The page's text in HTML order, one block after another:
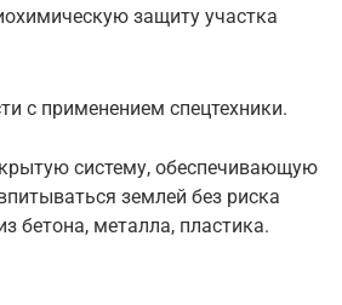
защиту участка
с применением спецтехники.
систему, обеспечивающую
землей без риска
бетона, металла, пластика.